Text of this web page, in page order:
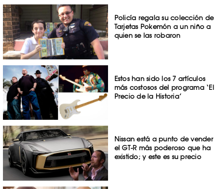
Policía regala su colección de
Tarjetas Pokemón a un niño a
quien se las robaron
Estos han sido los 7 artículos
más costosos del programa ‘El
Precio de la Historia’
Nissan está a punto de vender
el GT-R más poderoso que ha
existido; y este es su precio